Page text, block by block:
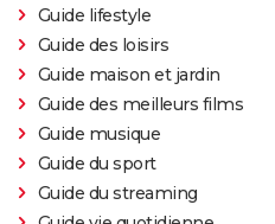
Guide lifestyle
Guide des loisirs
Guide maison et jardin
Guide des meilleurs films
Guide musique
Guide du sport
Guide du streaming